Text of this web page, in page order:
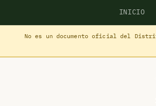
INICIO
No es un documento oficial del